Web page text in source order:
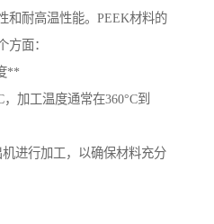
和耐高温性能。PEEK材料的
方面：
**
加工温度通常在360°C到
进行加工，以确保材料充分